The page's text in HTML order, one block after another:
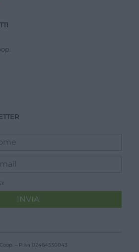
INVIA
– P.Iva 02464530043